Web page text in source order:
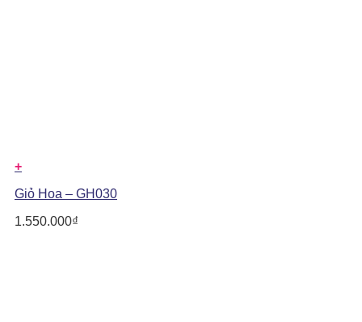
+
Giỏ Hoa – GH030
1.550.000₫